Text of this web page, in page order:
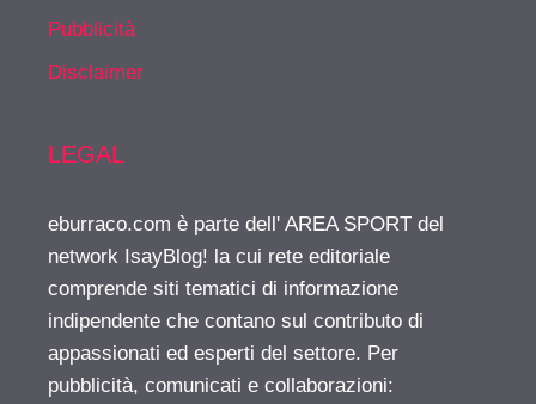
Pubblicità
Disclaimer
LEGAL
eburraco.com è parte dell' AREA SPORT del
network IsayBlog! la cui rete editoriale
comprende siti tematici di informazione
indipendente che contano sul contributo di
appassionati ed esperti del settore. Per
pubblicità, comunicati e collaborazioni: